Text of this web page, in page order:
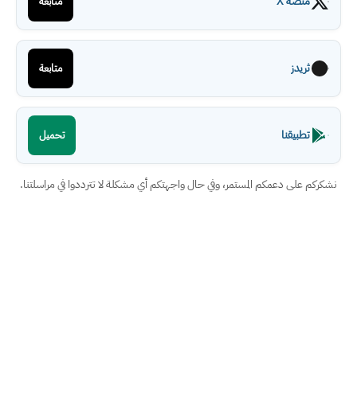
ثريدز متابعة
تطبيقنا تحميل
نشكركم على دعمكم المستمر، وفي حال واجهتكم أي مشكلة لا تترددوا في مراسلتنا.